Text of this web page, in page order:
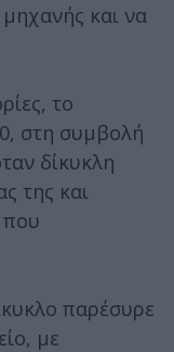
και να
το
στη συμβολή
δίκυκλη
της και
παρέσυρε
με